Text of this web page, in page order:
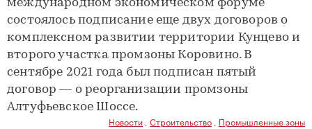
международном экономическом форуме
состоялось подписание еще двух договоров о
комплексном развитии территории Кунцево и
второго участка промзоны Коровино. В
сентябре 2021 года был подписан пятый
договор — о реорганизации промзоны
Алтуфьевское Шоссе.
Новости Строительство Промышленные зоны